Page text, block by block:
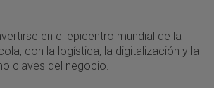
en el epicentro mundial de la
con la logística, la digitalización y la
claves del negocio.